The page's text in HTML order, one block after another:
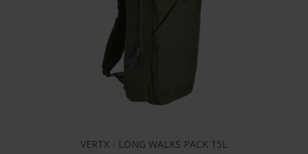
VERTX - LONG WALKS PACK 15L